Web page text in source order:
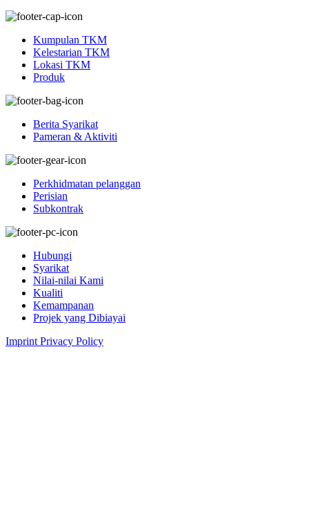
Kumpulan TKM
Kelestarian TKM
Lokasi TKM
Produk
Berita Syarikat
Pameran & Aktiviti
Perkhidmatan pelanggan
Perisian
Subkontrak
Hubungi
Syarikat
Nilai-nilai Kami
Kualiti
Kemampanan
Projek yang Dibiayai
Imprint Privacy Policy